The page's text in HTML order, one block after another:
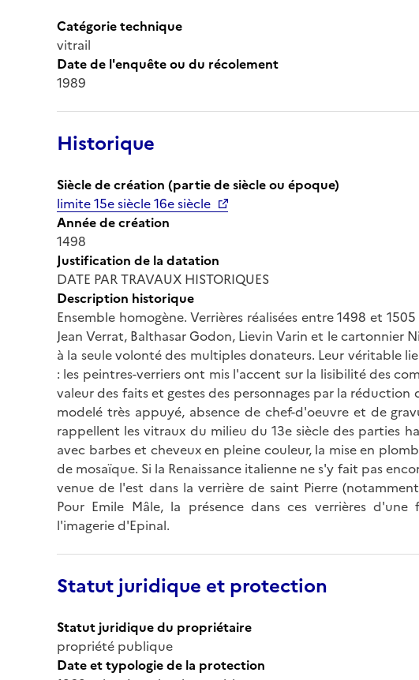
Catégorie technique
vitrail
Date de l'enquête ou du récolement
1989
Historique
Siècle de création (partie de siècle ou époque)
limite 15e siècle 16e siècle
Année de création
1498
Justification de la datation
DATE PAR TRAVAUX HISTORIQUES
Description historique
Ensemble homogène. Verrières réalisées entre 1498 et
Jean Verrat, Balthasar Godon, Lievin Varin et le cartonnier
à la seule volonté des multiples donateurs. Leur véritable
: les peintres-verriers ont mis l'accent sur la lisibilité des
valeur des faits et gestes des personnages par la
modelé très appuyé, absence de chef-d'oeuvre et de
rappellent les vitraux du milieu du 13e siècle des parties
avec barbes et cheveux en pleine couleur, la mise en
de mosaïque. Si la Renaissance italienne ne s'y fait pas
venue de l'est dans la verrière de saint Pierre
Pour Emile Mâle, la présence dans ces verrières
l'imagerie d'Epinal.
Statut juridique et protection
Statut juridique du propriétaire
propriété publique
Date et typologie de la protection